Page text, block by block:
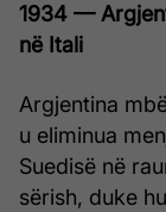
1934 —
në Itali
Argjentina
u eliminua
Suedisë në
sërish, duke